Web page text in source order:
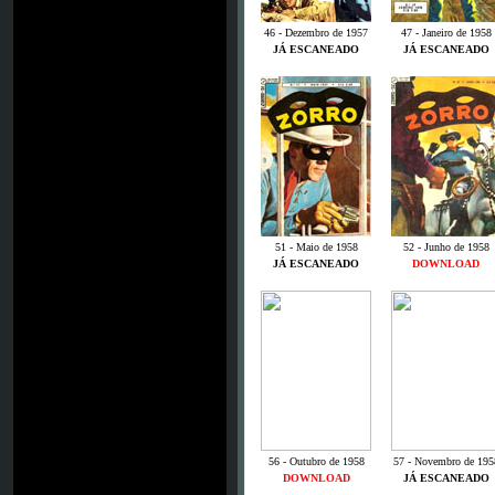
46 - Dezembro de 1957
47 - Janeiro de 1958
JÁ ESCANEADO
JÁ ESCANEADO
51 - Maio de 1958
52 - Junho de 1958
JÁ ESCANEADO
DOWNLOAD
56 - Outubro de 1958
57 - Novembro de
DOWNLOAD
JÁ ESCANEADO